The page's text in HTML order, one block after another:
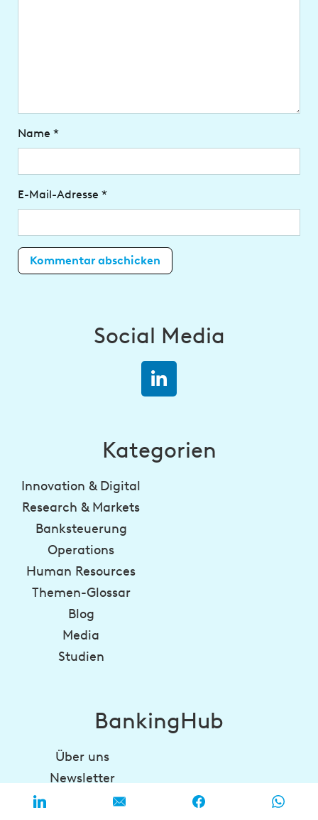
Name *
E-Mail-Adresse *
Social Media
Kategorien
Innovation & Digital
Research & Markets
Banksteuerung
Operations
Human Resources
Themen-Glossar
Blog
Media
Studien
BankingHub
Über uns
Newsletter